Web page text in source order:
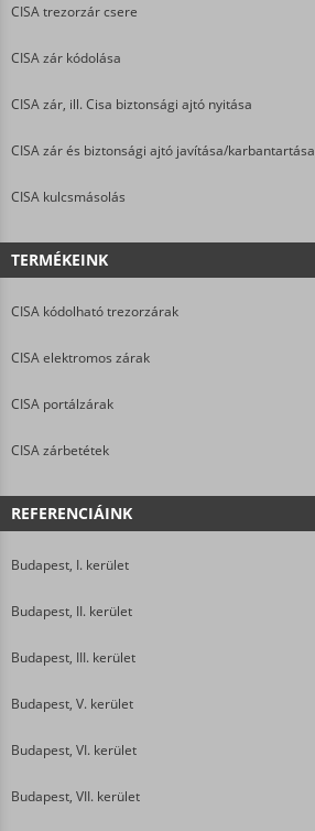
CISA trezorzár csere
CISA zár kódolása
CISA zár, ill. Cisa biztonsági ajtó nyitása
CISA zár és biztonsági ajtó javítása/karbantartása
CISA kulcsmásolás
TERMÉKEINK
CISA kódolható trezorzárak
CISA elektromos zárak
CISA portálzárak
CISA zárbetétek
REFERENCIÁINK
Budapest, I. kerület
Budapest, II. kerület
Budapest, III. kerület
Budapest, V. kerület
Budapest, VI. kerület
Budapest, VII. kerület